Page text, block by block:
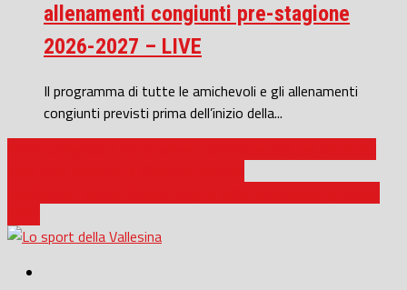
allenamenti congiunti pre-stagione
2026-2027 – LIVE
Il programma di tutte le amichevoli e gli allenamenti
congiunti previsti prima dell’inizio della...